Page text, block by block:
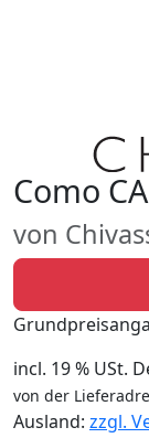
Como
von
incl. 19 % USt.
von der
Ausland: zzgl.